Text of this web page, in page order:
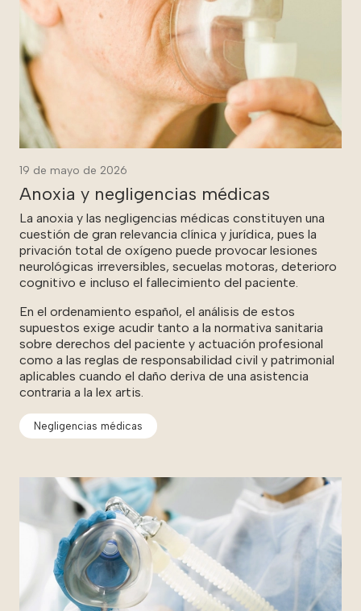
19 de mayo de 2026
Anoxia y negligencias médicas
La anoxia y las negligencias médicas constituyen una
cuestión de gran relevancia clínica y jurídica, pues la
privación total de oxígeno puede provocar lesiones
neurológicas irreversibles, secuelas motoras, deterioro
cognitivo e incluso el fallecimiento del paciente.
En el ordenamiento español, el análisis de estos
supuestos exige acudir tanto a la normativa sanitaria
sobre derechos del paciente y actuación profesional
como a las reglas de responsabilidad civil y patrimonial
aplicables cuando el daño deriva de una asistencia
contraria a la lex artis.
Negligencias médicas